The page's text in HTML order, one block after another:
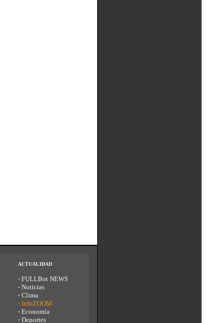
ACTUALIDAD
· FULLBot NEWS
· Noticias
· Clima
· InfoZOOM
· Economía
· Deportes